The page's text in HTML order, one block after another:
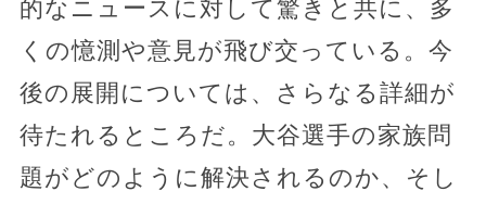
的なニュースに対して驚きと共に、多
くの憶測や意見が飛び交っている。今
後の展開については、さらなる詳細が
待たれるところだ。大谷選手の家族問
題がどのように解決されるのか、そし